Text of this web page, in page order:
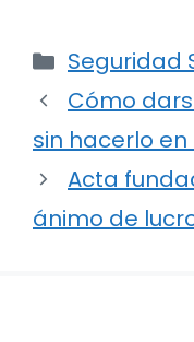
Categorías
Seguridad
Navegación
de
Cómo
sin hacerlo
Acta
ánimo de